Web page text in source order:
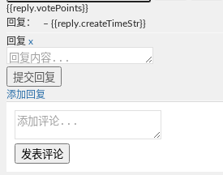
{{reply.votePoints}}
回复 ： – {{reply.createTimeStr}}
回复 x
提交回复
添加回复
发表评论